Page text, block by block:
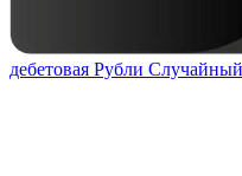
дебетовая Рубли